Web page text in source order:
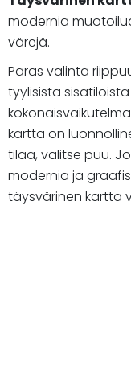
modernia
värejä.
Paras valinta
tyylisistä
kartta on
tilaa, valitse puu.
modernia ja
täysvärinen kartta